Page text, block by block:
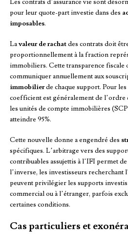
Les contrats d’assurance vie sont
pour leur quote-part investie dans des
imposables.
Lavaleur de rachatdes contrats doit
proportionnellement à la fraction
immobiliers. Cette transparence fiscale
communiquer annuellement aux
immobilierde chaque support. Pour les
coefficient est généralement de l’ordre
les unités de compte immobilières
atteindre 95%.
Cette nouvelle donne a engendré des
spécifiques. L’arbitrage vers des
contribuables assujettis à l’IFI permet
l’inverse, les investisseurs
peuvent privilégier les supports
commercial ou à l’étranger, parfois
certaines conditions.
Cas particuliers et